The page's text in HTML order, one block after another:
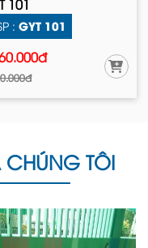
101
: GYT 101
TÔI